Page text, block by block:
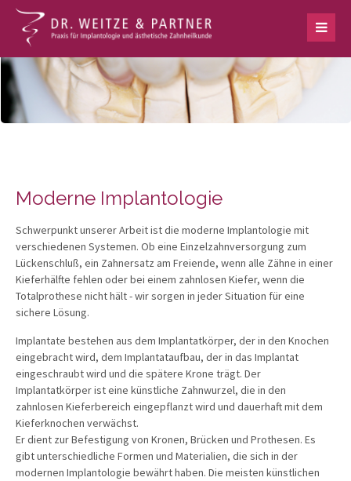
Moderne Implantologie
Schwerpunkt unserer Arbeit ist die moderne Implantologie mit
verschiedenen Systemen. Ob eine Einzelzahnversorgung zum
Lückenschluß, ein Zahnersatz am Freiende, wenn alle Zähne in einer
Kieferhälfte fehlen oder bei einem zahnlosen Kiefer, wenn die
Totalprothese nicht hält - wir sorgen in jeder Situation für eine
sichere Lösung.
Implantate bestehen aus dem Implantatkörper, der in den Knochen
eingebracht wird, dem Implantataufbau, der in das Implantat
eingeschraubt wird und die spätere Krone trägt. Der
Implantatkörper ist eine künstliche Zahnwurzel, die in den
zahnlosen Kieferbereich eingepflanzt wird und dauerhaft mit dem
Kieferknochen verwächst.
Er dient zur Befestigung von Kronen, Brücken und Prothesen. Es
gibt unterschiedliche Formen und Materialien, die sich in der
modernen Implantologie bewährt haben. Die meisten künstlichen